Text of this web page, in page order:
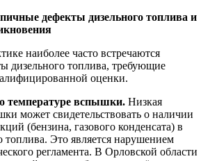
дефекты дизельного топлива и
наиболее часто встречаются
дизельного топлива, требующие
оценки.
температуре вспышки. Низкая
может свидетельствовать о наличии
(бензина, газового конденсата) в
топлива. Это является нарушением
регламента. В Орловской области